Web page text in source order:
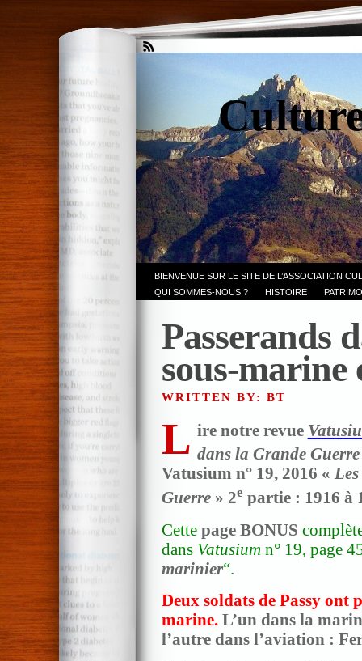
BIENVENUE SUR LE SITE DE L’ASSOCIATION
QUI SOMMES-NOUS ?
HISTOIRE
Passerands
sous-marine
WRITTEN BY: BT
L ire notre revue
dans la Grande Guerre
Vatusium n° 19, 2016 «
Guerre » 2e partie : 1916 à
Cette page BONUS
dans Vatusium n° 19, page
marinier“.
Deux soldats de Passy ont
marine. L’un dans la
l’autre dans l’aviation :